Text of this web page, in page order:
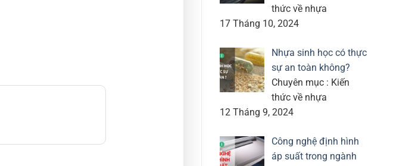
thức về nhựa
17 Tháng 10, 2024
Nhựa sinh học có thực
sự an toàn không?
Chuyên mục : Kiến
thức về nhựa
12 Tháng 9, 2024
Công nghệ định hình
áp suất trong ngành